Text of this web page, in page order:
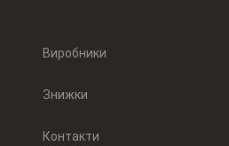
Виробники
Знижки
Контакти